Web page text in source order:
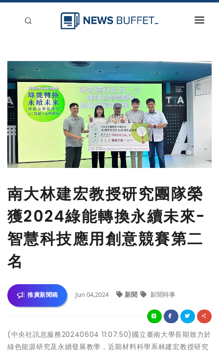
登入
刊登
南大林建宏教授研究團隊榮
獲2024綠能轉換永續未來-
智慧科技應用創意競賽第二
名
推廣新聞稿 Jun 04,2024 新聞 新聞時事
(中央社訊息服務20240604 11:07:50)國立臺南大學長期致力於
綠色能源研究及永續發展教學，近期材料科學系林建宏教授研究